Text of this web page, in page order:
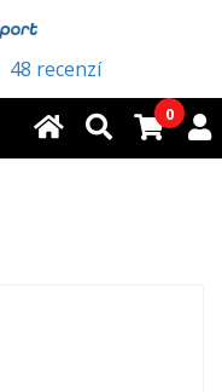
48 recenzí
0